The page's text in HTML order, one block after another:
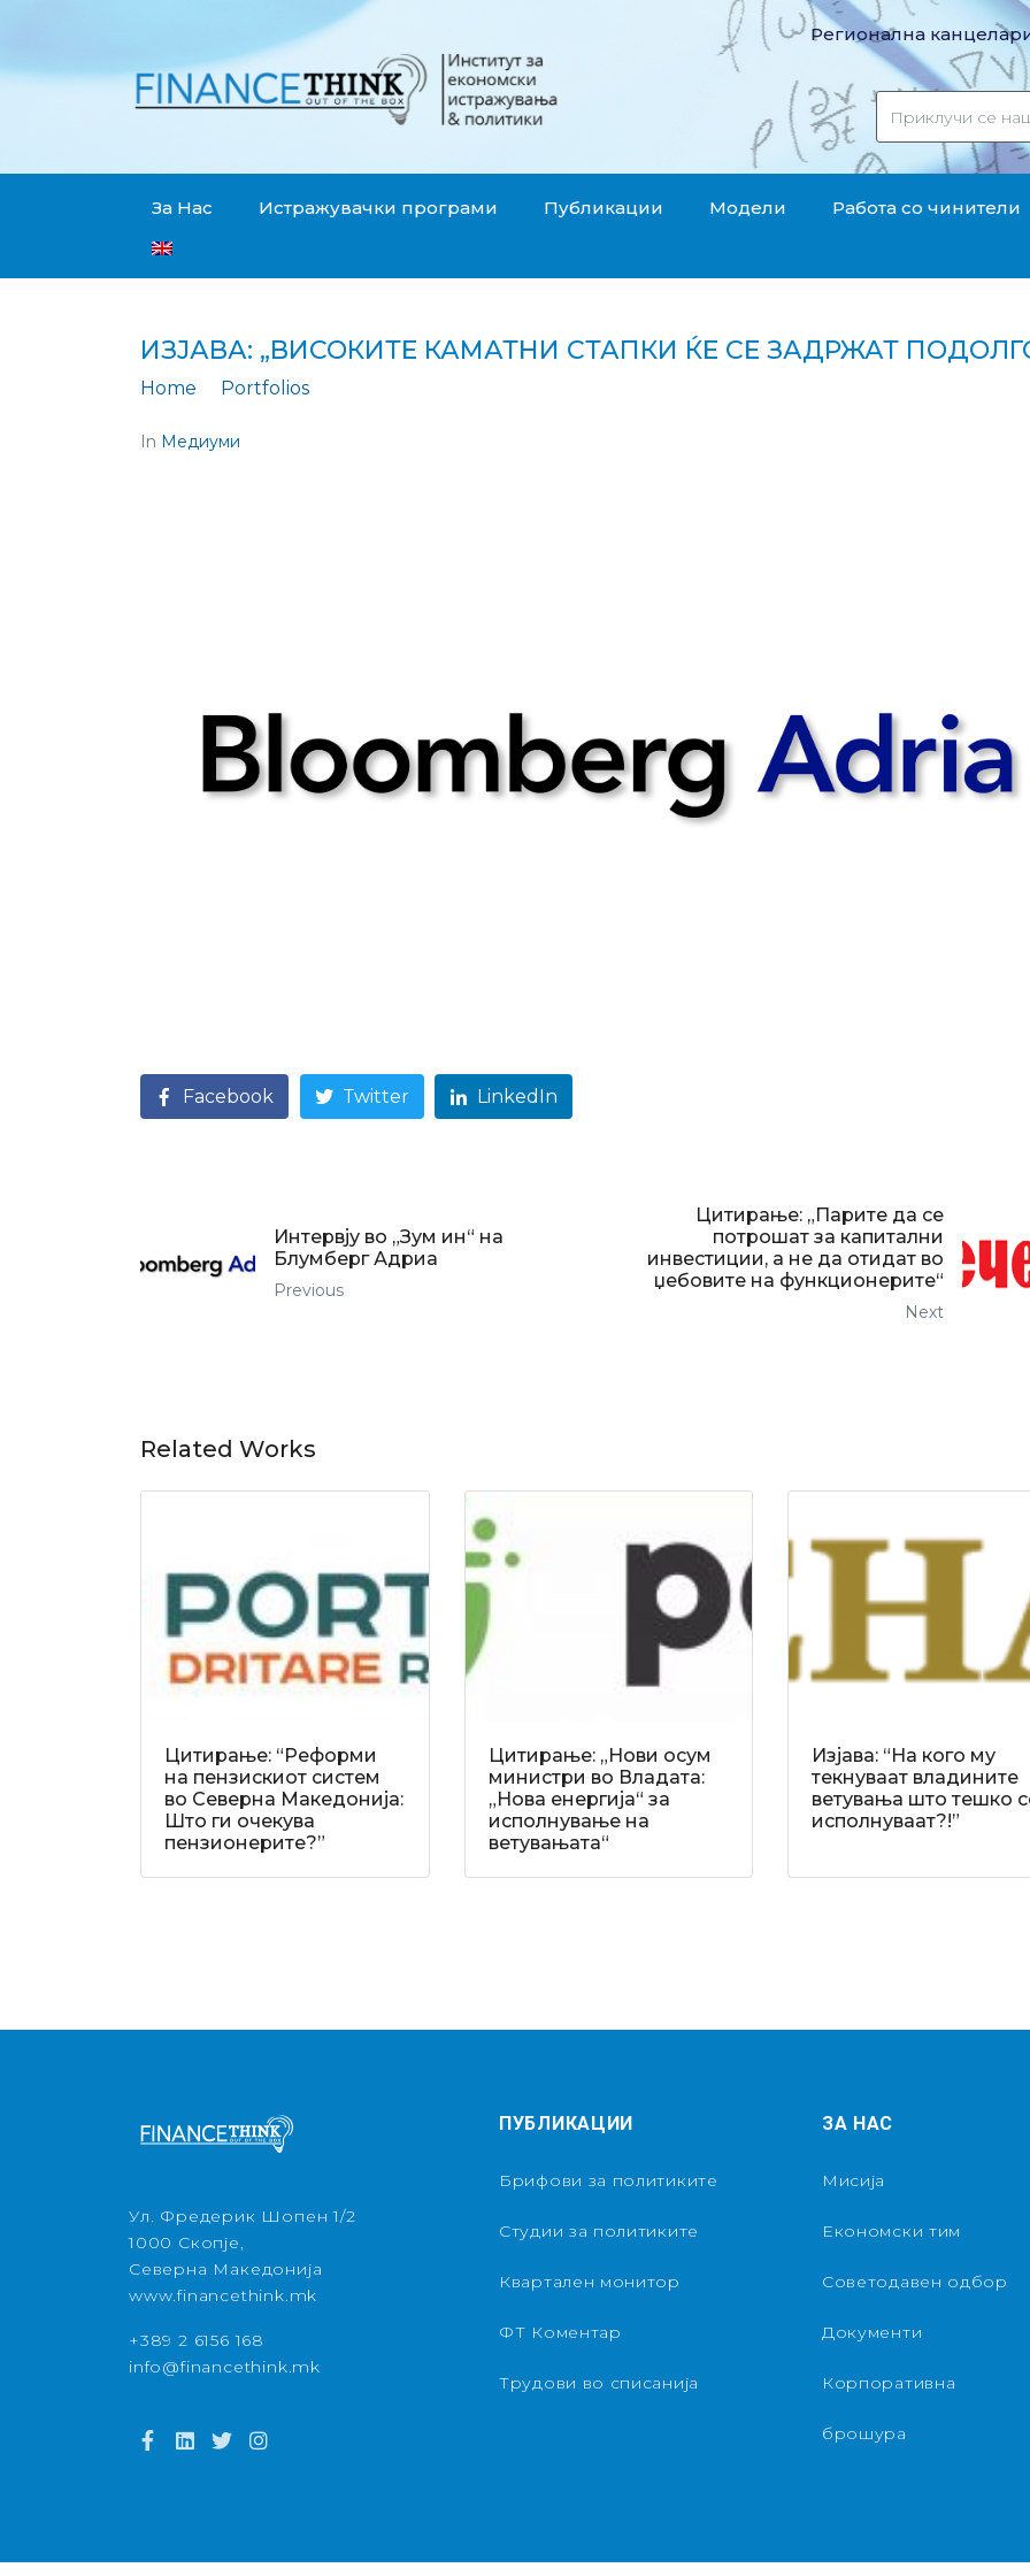
Регионална
За Нас Истражувачки програми Публикации Модели Работа со чинители
ИЗЈАВА: „ВИСОКИТЕ КАМАТНИ СТАПКИ ЌЕ СЕ ЗАДРЖАТ
Home Portfolios
In Медиуми
Facebook Twitter LinkedIn
Интервју во „Зум ин“ на
Блумберг Адриа
Previous
Цитирање: „Парите да се
потрошат за капитални
инвестиции, а не да отидат во
џебовите на функционерите“
Next
Related Works
Цитирање: “Реформи
на пензискиот систем
во Северна Македонија:
Што ги очекува
пензионерите?”
Цитирање: „Нови осум
министри во Владата:
„Нова енергија“ за
исполнување на
ветувањата“
Изјава: “На кого му
текнуваат владините
ветувања што тешко
исполнуваат?!”
Ул. Фредерик Шопен 1/2
1000 Скопје,
Северна Македонија
www.financethink.mk
+389 2 6156 168
info@financethink.mk
ПУБЛИКАЦИИ
Брифови за политиките
Студии за политиките
Квартален монитор
ФТ Коментар
Трудови во списанија
ЗА НАС
Мисија
Економски тим
Советодавен одбор
Документи
Корпоративна
брошура